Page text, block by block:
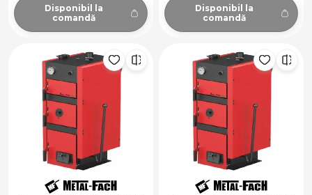
Disponibil la
comandă
Disponibil la
comandă